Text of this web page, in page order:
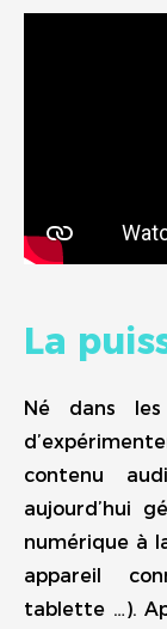
La
Né dans
contenu
aujourd’hui
numérique à
appareil
tablette …).